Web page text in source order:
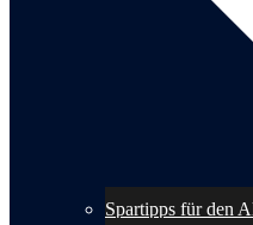
Spartipps für den